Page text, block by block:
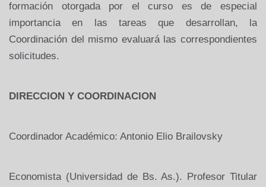
formación otorgada por el curso es de especial
importancia en las tareas que desarrollan, la
Coordinación del mismo evaluará las correspondientes
solicitudes.
DIRECCION Y COORDINACION
Coordinador Académico: Antonio Elio Brailovsky
Economista (Universidad de Bs. As.). Profesor Titular